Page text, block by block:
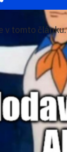
v tomto článku.